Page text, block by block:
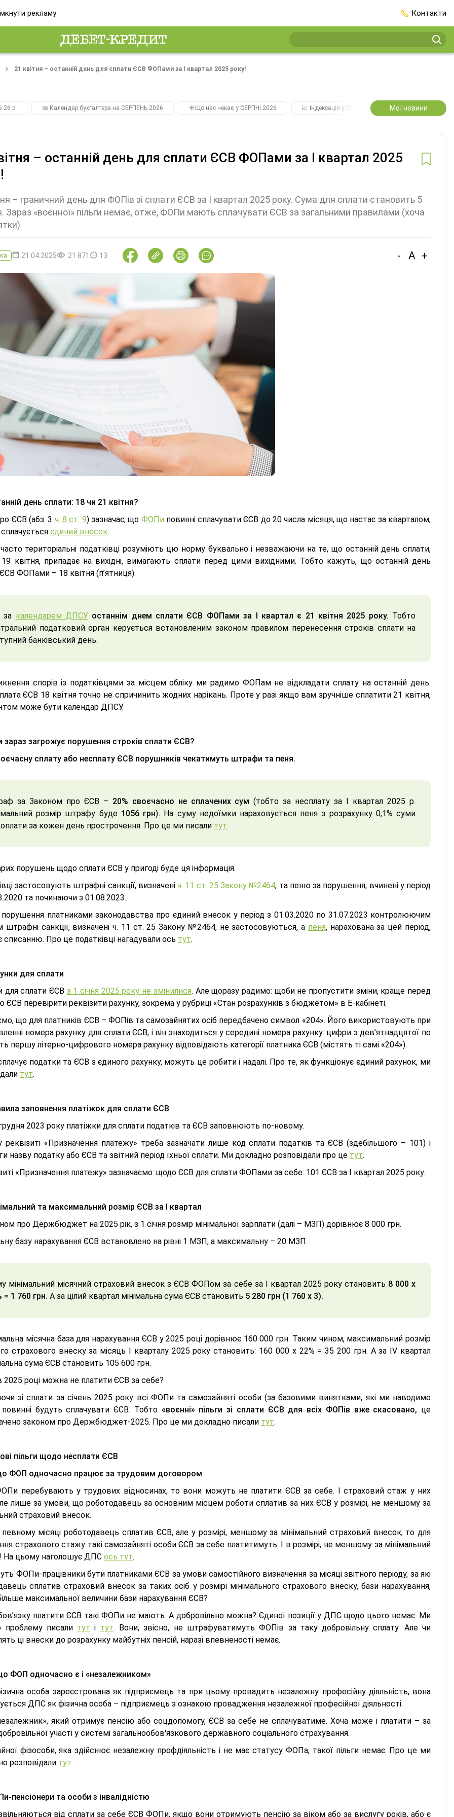
рекламу Контакти
21 квітня – останній день для сплати ЄСВ ФОПами за І квартал 2025 року!
р. 📅 Календар бухгалтера на СЕРПЕНЬ 2026 ☀️Що нас чекає у СЕРПНІ 2026 📈 Індексація у СЕРПНІ 2️⃣0️⃣2️⃣7️⃣ Усі
Мої новини
– останній день для сплати ЄСВ ФОПами за І квартал 2025
– граничний день для ФОПів зі сплати ЄСВ за І квартал 2025 року. Сума для сплати становить 5
Зараз «воєнної» пільги немає, отже, ФОПи мають сплачувати ЄСВ за загальними правилами (хоча
21.04.2025 21 871 13 - A +
день сплати: 18 чи 21 квітня?
ЄСВ (абз. 3 ч. 8 ст. 9) зазначає, що ФОПиповинні сплачувати ЄСВ до 20 числа місяця, що настає за кварталом,
єдиний внесок.
територіальні податківці розуміють цю норму буквально і незважаючи на те, що останній день сплати,
квітня, припадає на вихідні, вимагають сплати перед цими вихідними. Тобто кажуть, що останній день
ФОПами – 18 квітня (п’ятниця).
за календарем ДПСУ останнім днем сплати ЄСВ ФОПами за І квартал є 21 квітня 2025 року. Тобто
податковий орган керується встановленим законом правилом перенесення строків сплати на
банківський день.
спорів із податківцями за місцем обліку ми радимо ФОПам не відкладати сплату на останній день.
ЄСВ 18 квітня точно не спричинить жодних нарікань. Проте у разі якщо вам зручніше сплатити 21 квітня,
може бути календар ДПСУ.
зараз загрожує порушення строків сплати ЄСВ?
сплату або несплату ЄСВ порушників чекатимуть штрафи та пеня.
за Законом про ЄСВ – 20% своєчасно не сплачених сум (тобто за несплату за І квартал 2025 р.
розмір штрафу буде1056 грн). На суму недоїмки нараховується пеня з розрахунку 0,1% суми
за кожен день прострочення. Про це ми писали тут.
порушень щодо сплати ЄСВ у пригоді буде ця інформація.
застосовують штрафні санкції, визначеніч. 11 ст. 25 Закону №2464, та пеню за порушення, вчинені у період
та починаючи з 01.08.2023.
платниками законодавства про єдиний внесок у період з 01.03.2020 по 31.07.2023 контролюючим
штрафні санкції, визначені ч. 11 ст. 25 Закону №2464, не застосовуються, а пеня, нарахована за цей період,
списанню. Про це податківці нагадували ось тут.
для сплати
для сплати ЄСВ з 1 січня 2025 року не змінилися. Але щоразу радимо: щоби не пропустити зміни, краще перед
ЄСВ перевірити реквізити рахунку, зокрема у рубриці «Стан розрахунків з бюджетом» в Е-кабінеті.
що для платників ЄСВ – ФОПів та самозайнятих осіб передбачено символ «204». Його використовують при
номера рахунку для сплати ЄСВ, і він знаходиться у середині номера рахунку: цифри з дев’ятнадцятої по
першу літерно-цифрового номера рахунку відповідають категорії платника ЄСВ (містять ті самі «204»).
податки та ЄСВ з єдиного рахунку, можуть це робити і надалі. Про те, як функціонує єдиний рахунок, ми
тут.
заповнення платіжок для сплати ЄСВ
2023 року платіжки для сплати податків та ЄСВ заповнюють по-новому.
реквізиті «Призначення платежу» треба зазначати лише код сплати податків та ЄСВ (здебільшого – 101) і
назву податку або ЄСВ та звітний період їхньої сплати. Ми докладно розповідали про це тут.
«Призначення платежу» зазначаємо: щодо ЄСВ для сплати ФОПами за себе: 101 ЄСВ за І квартал 2025 року.
та максимальний розмір ЄСВ за І квартал
про Держбюджет на 2025 рік, з 1 січня розмір мінімальної зарплати (далі – МЗП) дорівнює 8 000 грн.
базу нарахування ЄСВ встановлено на рівні 1 МЗП, а максимальну – 20 МЗП.
мінімальний місячний страховий внесок з ЄСВ ФОПом за себе за І квартал 2025 року становить 8 000 х
= 1 760 грн. А за цілий квартал мінімальна сума ЄСВ становить 5 280 грн (1 760 х 3).
місячна база для нарахування ЄСВ у 2025 році дорівнює 160 000 грн. Таким чином, максимальний розмір
страхового внеску за місяць І кварталу 2025 року становить: 160 000 х 22% = 35 200 грн. А за ІV квартал
сума ЄСВ становить 105 600 грн.
2025 році можна не платити ЄСВ за себе?
зі сплати за січень 2025 року всі ФОПи та самозайняті особи (за базовими винятками, які ми наводимо
будуть сплачувати ЄСВ. Тобто «воєнні» пільги зі сплати ЄСВ для всіх ФОПів вже скасовано, це
законом про Держбюджет-2025. Про це ми докладно писали тут.
пільги щодо несплати ЄСВ
одночасно працює за трудовим договором
перебувають у трудових відносинах, то вони можуть не платити ЄСВ за себе. І страховий стаж у них
лише за умови, що роботодавець за основним місцем роботи сплатив за них ЄСВ у розмірі, не меншому за
страховий внесок.
місяці роботодавець сплатив ЄСВ, але у розмірі, меншому за мінімальний страховий внесок, то для
страхового стажу такі самозайняті особи ЄСВ за себе платитимуть. І в розмірі, не меншому за мінімальний
На цьому наголошує ДПС ось тут.
ФОПи-працівники бути платниками ЄСВ за умови самостійного визначення за місяці звітного періоду, за які
сплатив страховий внесок за таких осіб у розмірі мінімального страхового внеску, бази нарахування,
максимальної величини бази нарахування ЄСВ?
платити ЄСВ такі ФОПи не мають. А добровільно можна? Єдиної позиції у ДПС щодо цього немає. Ми
писали тут і тут. Вони, звісно, не штрафуватимуть ФОПів за таку добровільну сплату. Але чи
ці внески до розрахунку майбутніх пенсій, наразі впевненості немає.
ФОП одночасно є і «незалежником»
особа зареєстрована як підприємець та при цьому провадить незалежну професійну діяльність, вона
ДПС як фізична особа – підприємець з ознакою провадження незалежної професійної діяльності.
який отримує пенсію або соцдопомогу, ЄСВ за себе не сплачуватиме. Хоча може і платити – за
участі у системі загальнообов'язкового державного соціального страхування.
фізособи, яка здійснює незалежну профдіяльність і не має статусу ФОПа, такої пільги немає. Про це ми
розповідали тут.
пенсіонери та особи з інвалідністю
від сплати за себе ЄСВ ФОПи, якщо вони отримують пенсію за віком або за вислугу років, або є